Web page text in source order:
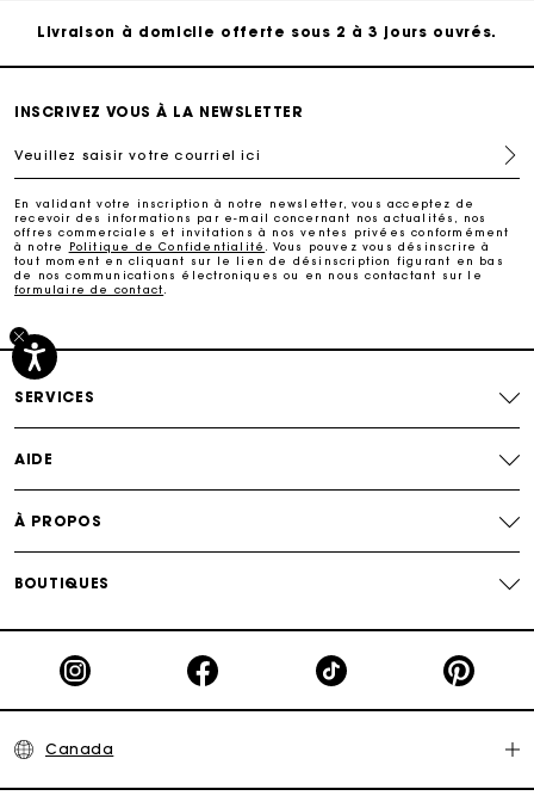
Livraison à domicile offerte sous 2 à 3 jours ouvrés.
Suivi de commande
Livraison à domicile offerte sous 2 à 3 jours ouvrés.
INSCRIVEZ VOUS À LA NEWSLETTER
Veuillez saisir votre courriel ici
En validant votre inscription à notre newsletter, vous acceptez de
recevoir des informations par e-mail concernant nos actualités, nos
offres commerciales et invitations à nos ventes privées conformément
à notre
Politique de Confidentialité
. Vous pouvez vous désinscrire à
tout moment en cliquant sur le lien de désinscription figurant en bas
de nos communications électroniques ou en nous contactant sur le
formulaire de contact
SERVICES
AIDE
À PROPOS
BOUTIQUES
Canada